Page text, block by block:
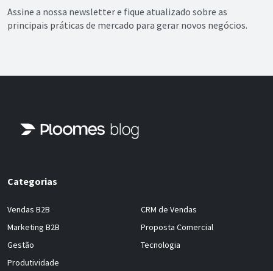
Assine a nossa newsletter e fique atualizado sobre as
principais práticas de mercado para gerar novos negócios.
Categorias
Vendas B2B
Marketing B2B
Gestão
Produtividade
CRM de Vendas
Proposta Comercial
Tecnologia